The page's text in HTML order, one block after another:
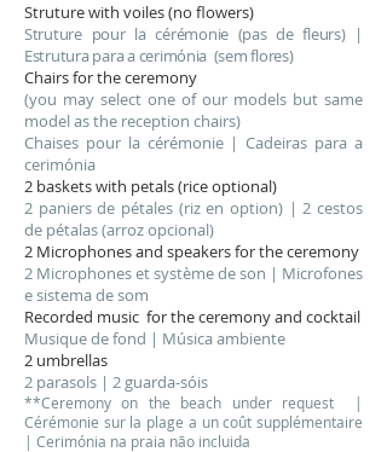
Struture with voiles (no flowers)
Struture pour la cérémonie (pas de fleurs) |
Estrutura para a cerimónia (sem flores)
Chairs for the ceremony
(you may select one of our models but same
model as the reception chairs)
Chaises pour la cérémonie | Cadeiras para a
cerimónia
2 baskets with petals (rice optional)
2 paniers de pétales (riz en option) | 2 cestos
de pétalas (arroz opcional)
2 Microphones and speakers for the ceremony
2 Microphones et système de son | Microfones
e sistema de som
Recorded music for the ceremony and cocktail
Musique de fond | Música ambiente
2 umbrellas
2 parasols | 2 guarda-sóis
**Ceremony on the beach under request |
Cérémonie sur la plage a un coût supplémentaire
| Cerimónia na praia não incluida